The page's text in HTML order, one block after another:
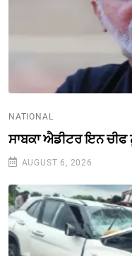
NATIONAL
ਸਾਬਕਾ ਐਡੀਟਰ ਇਨ ਚੀਫ
AUGUST 6, 2026